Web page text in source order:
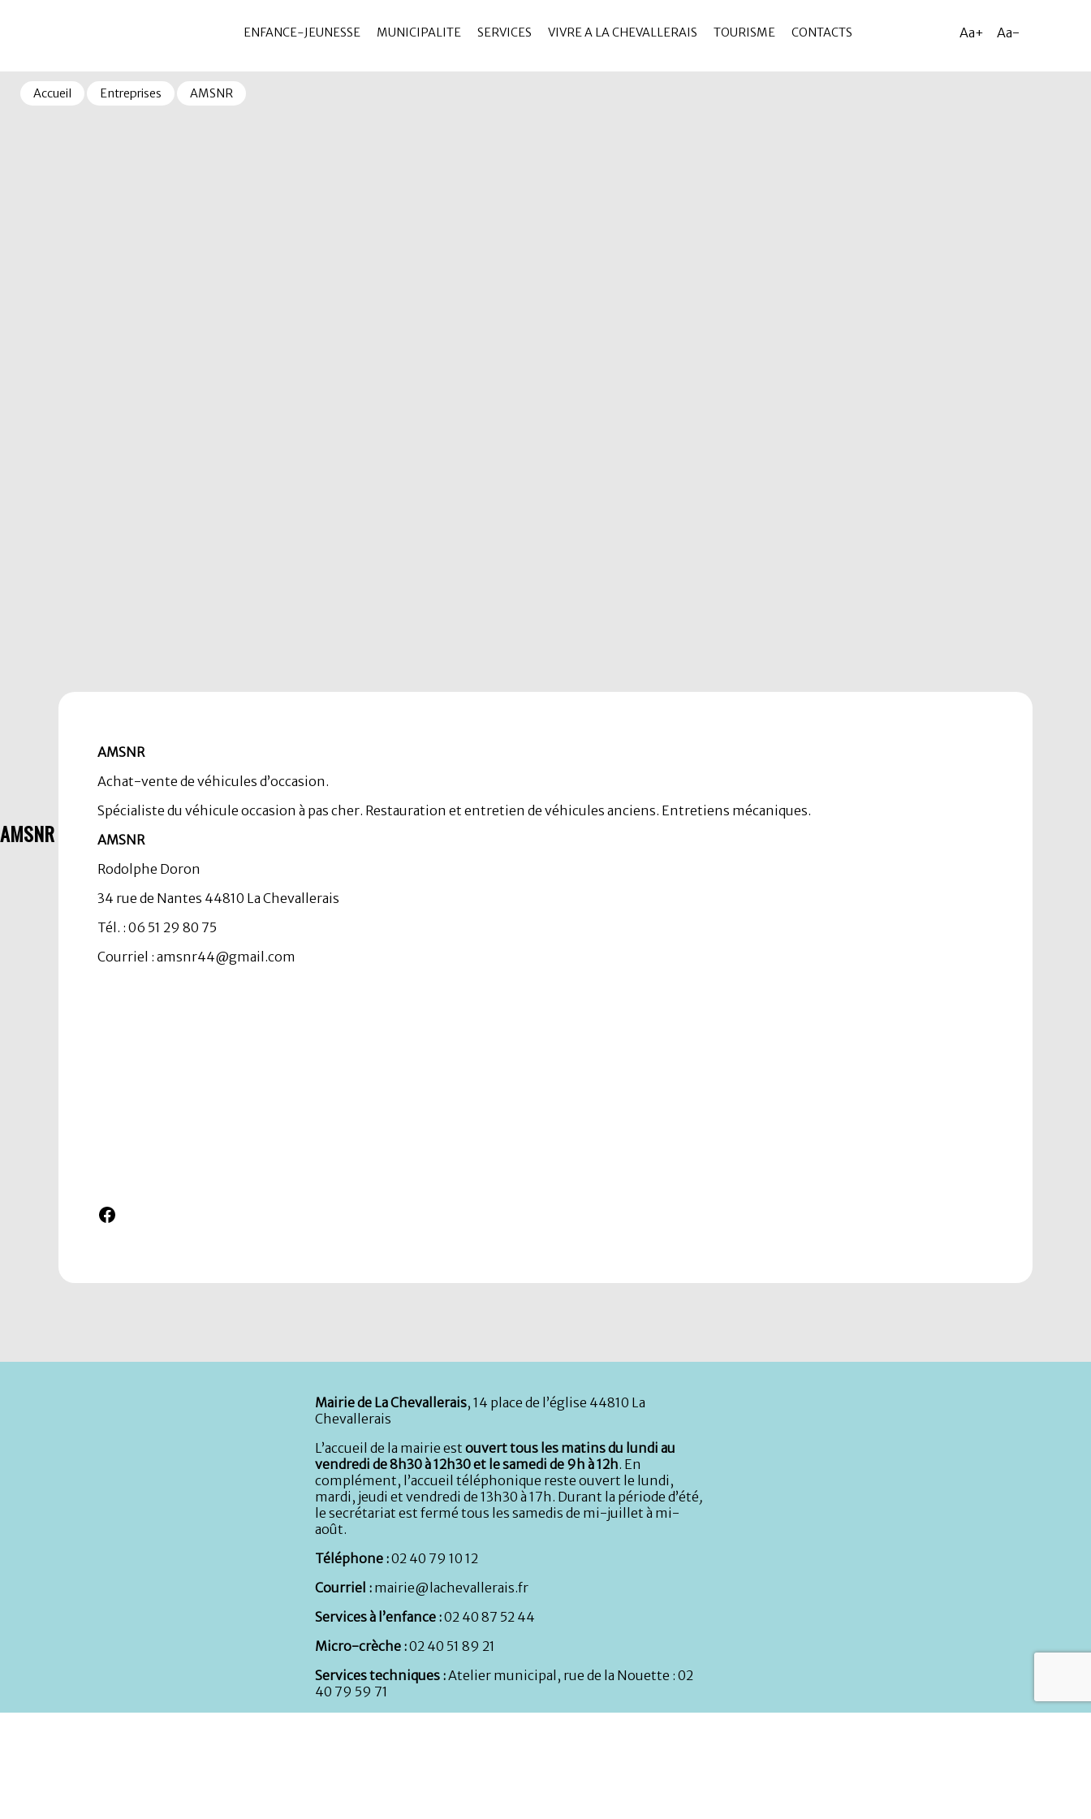
ENFANCE-JEUNESSE MUNICIPALITE SERVICES VIVRE A LA CHEVALLERAIS TOURISME CONTACTS Aa+ Aa-
Accueil Entreprises AMSNR
AMSNR
AMSNR
Achat-vente de véhicules d’occasion.
Spécialiste du véhicule occasion à pas cher. Restauration et entretien de véhicules anciens. Entretiens mécaniques.
AMSNR
Rodolphe Doron
34 rue de Nantes 44810 La Chevallerais
Tél. : 06 51 29 80 75
Courriel : amsnr44@gmail.com
Facebook
Mairie de La Chevallerais, 14 place de l’église 44810 La
Chevallerais
L’accueil de la mairie est ouvert tous les matins du lundi au
vendredi de 8h30 à 12h30 et le samedi de 9h à 12h. En
complément, l’accueil téléphonique reste ouvert le lundi,
mardi, jeudi et vendredi de 13h30 à 17h. Durant la période d’été,
le secrétariat est fermé tous les samedis de mi-juillet à mi-
août.
Téléphone :02 40 79 10 12
Courriel : mairie@lachevallerais.fr
Services à l’enfance :02 40 87 52 44
Micro-crèche :02 40 51 89 21
Services techniques :Atelier municipal, rue de la Nouette : 02
40 79 59 71